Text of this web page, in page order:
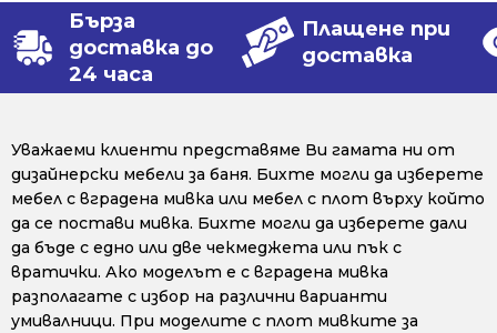
Бърза
доставка до
24 часа
Плащене при
доставка
Уважаеми клиенти представяме Ви гамата ни от
дизайнерски мебели за баня. Бихте могли да изберете
мебел с вградена мивка или мебел с плот върху който
да се постави мивка. Бихте могли да изберете дали
да бъде с едно или две чекмеджета или пък с
вратички. Ако моделът е с вградена мивка
разполагате с избор на различни варианти
умивалници. При моделите с плот мивките за